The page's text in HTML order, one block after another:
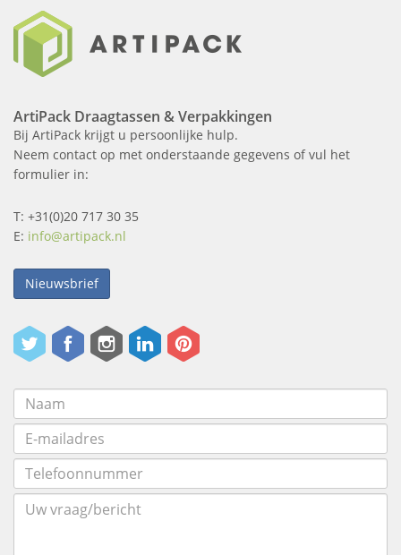
ArtiPack Draagtassen & Verpakkingen
Bij ArtiPack krijgt u persoonlijke hulp.
Neem contact op met onderstaande gegevens of vul het
formulier in:
T: +31(0)20 717 30 35
E: info@artipack.nl
Nieuwsbrief